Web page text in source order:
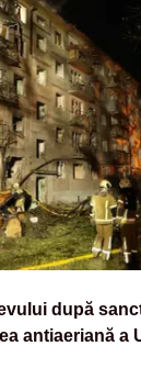
după
antiaeriană a